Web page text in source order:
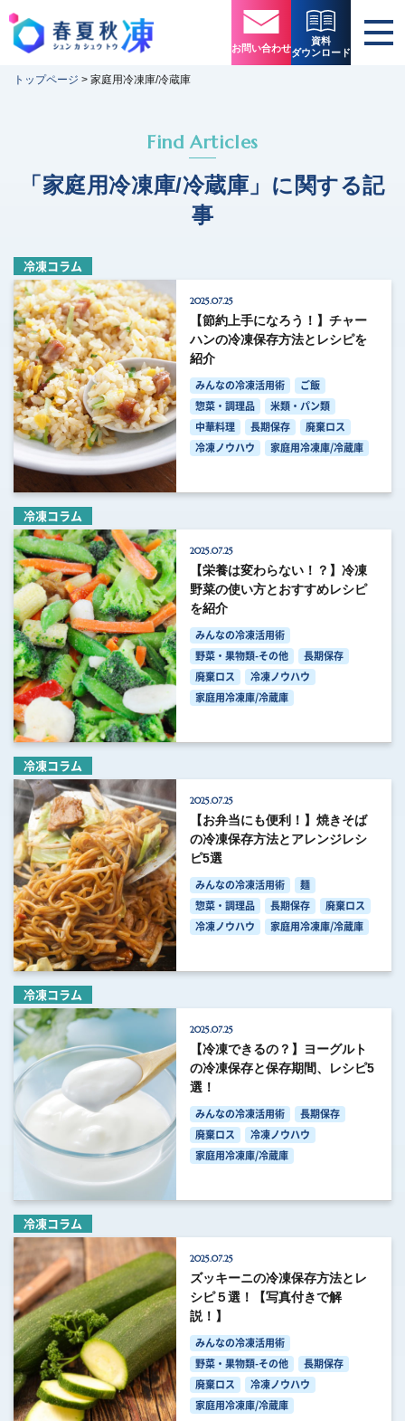
お問い合わせ
資料
ダウンロード
トップページ > 家庭用冷凍庫/冷蔵庫
Find Articles
「家庭用冷凍庫/冷蔵庫」に関する記
事
冷凍コラム
2025.07.25
【節約上手になろう！】チャー
ハンの冷凍保存方法とレシピを
紹介
みんなの冷凍活用術
ご飯
惣菜・調理品
米類・パン類
中華料理
長期保存
廃棄ロス
冷凍ノウハウ
家庭用冷凍庫/冷蔵庫
冷凍コラム
2025.07.25
【栄養は変わらない！？】冷凍
野菜の使い方とおすすめレシピ
を紹介
みんなの冷凍活用術
野菜・果物類-その他
長期保存
廃棄ロス
冷凍ノウハウ
家庭用冷凍庫/冷蔵庫
冷凍コラム
2025.07.25
【お弁当にも便利！】焼きそば
の冷凍保存方法とアレンジレシ
ピ5選
みんなの冷凍活用術
麺
惣菜・調理品
長期保存
廃棄ロス
冷凍ノウハウ
家庭用冷凍庫/冷蔵庫
冷凍コラム
2025.07.25
【冷凍できるの？】ヨーグルト
の冷凍保存と保存期間、レシピ5
選！
みんなの冷凍活用術
長期保存
廃棄ロス
冷凍ノウハウ
家庭用冷凍庫/冷蔵庫
冷凍コラム
2025.07.25
ズッキーニの冷凍保存方法とレ
シピ５選！【写真付きで解
説！】
みんなの冷凍活用術
野菜・果物類-その他
長期保存
廃棄ロス
冷凍ノウハウ
家庭用冷凍庫/冷蔵庫